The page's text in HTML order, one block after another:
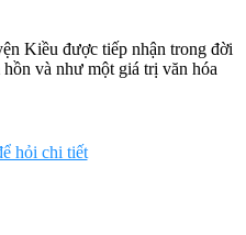
Kiều được tiếp nhận trong đời
và như một giá trị văn hóa
hỏi chi tiết